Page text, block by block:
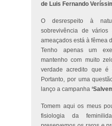
de Luis Fernando
O desrespeito à
sobrevivência de
ameaçados está à fêmea
Tenho apenas um
mantenho com muito
verdade acredito que é
Portanto, por uma
lanço a campanha
Tomem aqui os meus
fisiologia da